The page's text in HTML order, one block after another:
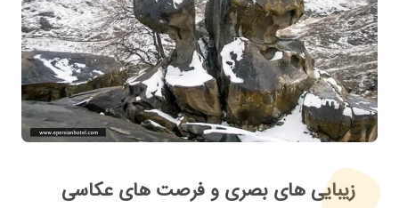
زیبایی های بصری و فرصت های عکاسی